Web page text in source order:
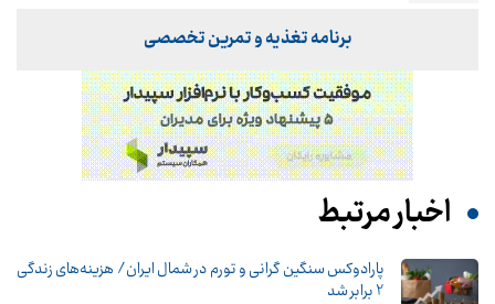
برنامه تغذیه و تمرین تخصصی
اخبار مرتبط
پارادوکس سنگین گرانی و تورم در شمال ایران/ هزینه‌های زندگی
2 برابر ‌شد